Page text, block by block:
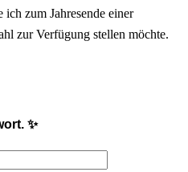
zum Jahresende einer
zur Verfügung stellen möchte.
✨